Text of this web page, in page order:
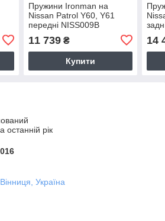
Пружини Ironman на
Nissan Patrol Y60, Y61
передні NISS009B
11 739₴
Купити
14
останній рік
Україна